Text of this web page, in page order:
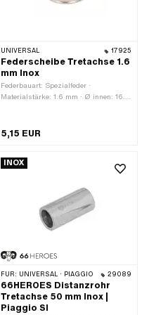
UNIVERSAL 17925
Federscheibe Tretachse 1.6
mm Inox
Federbauart: Spezialfeder ·
Materialstärke: 1.6 mm · Ø innen: 16.9
bekannt als Nirosta)
5,15 EUR
INOX
FÜR: UNIVERSAL · PIAGGIO 29089
66HEROES Distanzrohr
Tretachse 50 mm Inox |
Piaggio SI